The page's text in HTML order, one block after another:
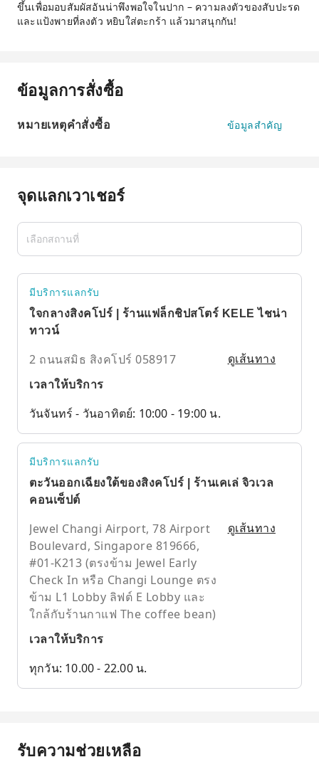
ขึ้นเพื่อมอบสัมผัสอันน่าพึงพอใจในปาก – ความลงตัวของสับปะรด
และแป้งพายที่ลงตัว หยิบใส่ตะกร้า แล้วมาสนุกกัน!
ข้อมูลการสั่งซื้อ
หมายเหตุคำสั่งซื้อ ข้อมูลสำคัญ
จุดแลกเวาเชอร์
มีบริการแลกรับ
ใจกลางสิงคโปร์ | ร้านแฟล็กชิปสโตร์ KELE ไชน่า
ทาวน์
2 ถนนสมิธ สิงคโปร์ 058917 ดูเส้นทาง
เวลาให้บริการ
วันจันทร์ - วันอาทิตย์: 10:00 - 19:00 น.
มีบริการแลกรับ
ตะวันออกเฉียงใต้ของสิงคโปร์ | ร้านเคเล่ จิวเวล
คอนเซ็ปต์
Jewel Changi Airport, 78 Airport
Boulevard, Singapore 819666,
#01-K213 (ตรงข้าม Jewel Early
Check In หรือ Changi Lounge ตรง
ข้าม L1 Lobby ลิฟต์ E Lobby และ
ใกล้กับร้านกาแฟ The coffee bean)
ดูเส้นทาง
เวลาให้บริการ
ทุกวัน: 10.00 - 22.00 น.
รับความช่วยเหลือ